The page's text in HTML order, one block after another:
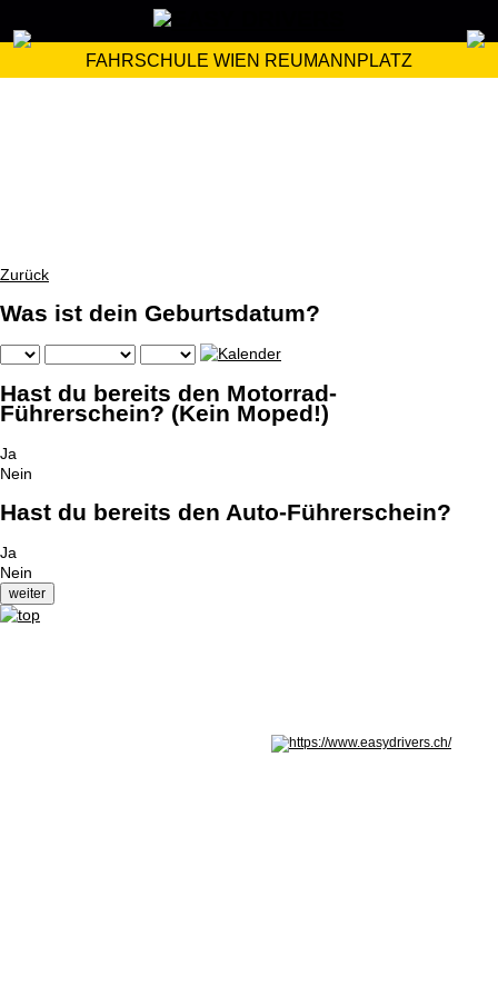
FAHRSCHULE WIEN REUMANNPLATZ
Zurück
Was ist dein Geburtsdatum?
Hast du bereits den Motorrad-
Führerschein? (Kein Moped!)
Ja
Nein
Hast du bereits den Auto-Führerschein?
Ja
Nein